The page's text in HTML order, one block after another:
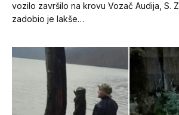
vozilo završilo na krovu Vozač Audija, S.
zadobio je lakše…